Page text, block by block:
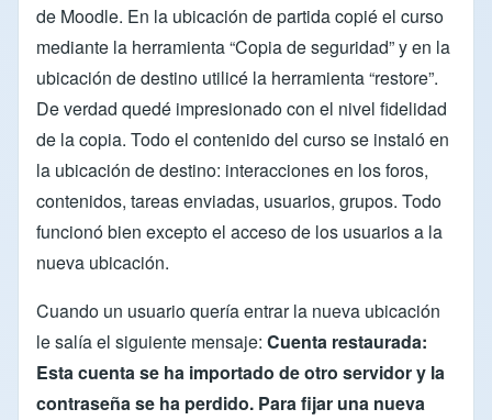
de Moodle. En la ubicación de partida copié el curso
mediante la herramienta “Copia de seguridad” y en la
ubicación de destino utilicé la herramienta “restore”.
De verdad quedé impresionado con el nivel fidelidad
de la copia. Todo el contenido del curso se instaló en
la ubicación de destino: interacciones en los foros,
contenidos, tareas enviadas, usuarios, grupos. Todo
funcionó bien excepto el acceso de los usuarios a la
nueva ubicación.
Cuando un usuario quería entrar la nueva ubicación
le salía el siguiente mensaje: Cuenta restaurada:
Esta cuenta se ha importado de otro servidor y la
contraseña se ha perdido. Para fijar una nueva